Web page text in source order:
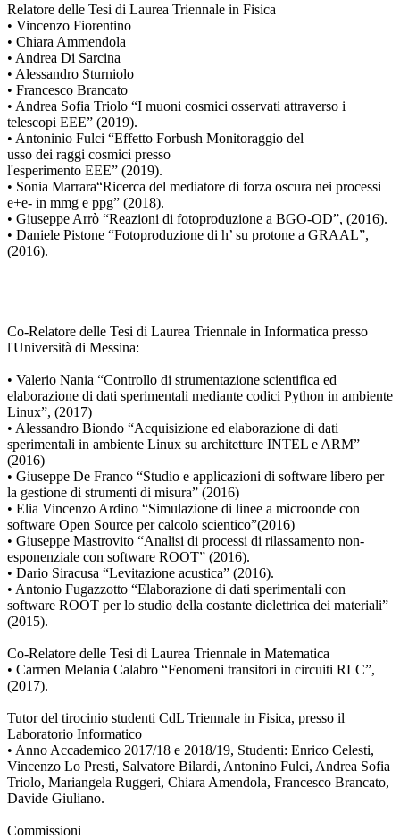
Relatore delle Tesi di Laurea Triennale in Fisica
• Vincenzo Fiorentino
• Chiara Ammendola
• Andrea Di Sarcina
• Alessandro Sturniolo
• Francesco Brancato
• Andrea Sofia Triolo “I muoni cosmici osservati attraverso i
telescopi EEE” (2019).
• Antoninio Fulci “Effetto Forbush Monitoraggio del
usso dei raggi cosmici presso
l'esperimento EEE” (2019).
• Sonia Marrara“Ricerca del mediatore di forza oscura nei processi
e+e- in mmg e ppg” (2018).
• Giuseppe Arrò “Reazioni di fotoproduzione a BGO-OD”, (2016).
• Daniele Pistone “Fotoproduzione di h’ su protone a GRAAL”,
(2016).
Co-Relatore delle Tesi di Laurea Triennale in Informatica presso
l'Università di Messina:
• Valerio Nania “Controllo di strumentazione scientifica ed
elaborazione di dati sperimentali mediante codici Python in ambiente
Linux”, (2017)
• Alessandro Biondo “Acquisizione ed elaborazione di dati
sperimentali in ambiente Linux su architetture INTEL e ARM”
(2016)
• Giuseppe De Franco “Studio e applicazioni di software libero per
la gestione di strumenti di misura” (2016)
• Elia Vincenzo Ardino “Simulazione di linee a microonde con
software Open Source per calcolo scientico”(2016)
• Giuseppe Mastrovito “Analisi di processi di rilassamento non-
esponenziale con software ROOT” (2016).
• Dario Siracusa “Levitazione acustica” (2016).
• Antonio Fugazzotto “Elaborazione di dati sperimentali con
software ROOT per lo studio della costante dielettrica dei materiali”
(2015).
Co-Relatore delle Tesi di Laurea Triennale in Matematica
• Carmen Melania Calabro “Fenomeni transitori in circuiti RLC”,
(2017).
Tutor del tirocinio studenti CdL Triennale in Fisica, presso il
Laboratorio Informatico
• Anno Accademico 2017/18 e 2018/19, Studenti: Enrico Celesti,
Vincenzo Lo Presti, Salvatore Bilardi, Antonino Fulci, Andrea Sofia
Triolo, Mariangela Ruggeri, Chiara Amendola, Francesco Brancato,
Davide Giuliano.
Commissioni